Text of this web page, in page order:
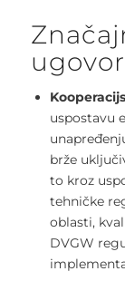
uspostavu
brže
to kroz
tehničke
oblasti,
DVGW